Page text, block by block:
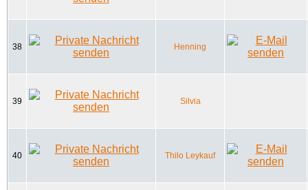
38 Henning
39 Silvia
40 Thilo Leykauf